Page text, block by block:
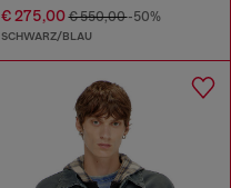
€ 275,00€ 550,00-50%
SCHWARZ/BLAU